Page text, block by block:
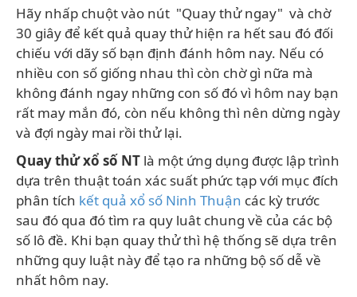
Hãy nhấp chuột vào nút "Quay thử ngay" và chờ
30 giây để kết quả quay thử hiện ra hết sau đó đối
chiếu với dãy số bạn định đánh hôm nay. Nếu có
nhiều con số giống nhau thì còn chờ gì nữa mà
không đánh ngay những con số đó vì hôm nay bạn
rất may mắn đó, còn nếu không thì nên dừng ngày
và đợi ngày mai rồi thử lại.
Quay thử xổ số NT là một ứng dụng được lập trình
dựa trên thuật toán xác suất phức tạp với mục đích
phân tích kết quả xổ số Ninh Thuận các kỳ trước
sau đó qua đó tìm ra quy luât chung về của các bộ
số lô đề. Khi bạn quay thử thì hệ thống sẽ dựa trên
những quy luật này để tạo ra những bộ số dễ về
nhất hôm nay.